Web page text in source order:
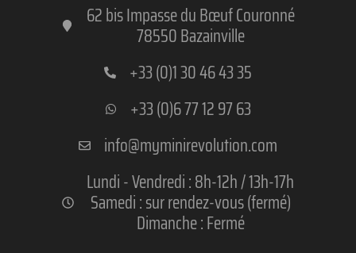
62 bis Impasse du Bœuf Couronné
78550 Bazainville
+33 (0)1 30 46 43 35
+33 (0)6 77 12 97 63
info@myminirevolution.com
Lundi - Vendredi : 8h-12h / 13h-17h
Samedi : sur rendez-vous (fermé)
Dimanche : Fermé